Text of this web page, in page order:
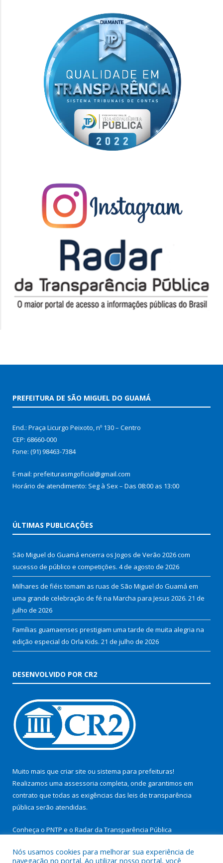
PREFEITURA DE SÃO MIGUEL DO GUAMÁ
End.: Praça Licurgo Peixoto, nº 130 – Centro
CEP: 68660-000
Fone: (91) 98463-7384
E-mail: prefeiturasmgoficial@gmail.com
Horário de atendimento: Seg à Sex – Das 08:00 as 13:00
ÚLTIMAS PUBLICAÇÕES
São Miguel do Guamá encerra os Jogos de Verão 2026 com
sucesso de público e competições. 4 de agosto de 2026
Milhares de fiéis tomam as ruas de São Miguel do Guamá em
uma grande celebração de fé na Marcha para Jesus 2026. 21 de
julho de 2026
Famílias guamaenses prestigiam uma tarde de muita alegria na
edição especial do Orla Kids. 21 de julho de 2026
DESENVOLVIDO POR CR2
Muito mais que criar site ou sistema para prefeituras!
Realizamos uma assessoria completa, onde garantimos em
contrato que todas as exigências das leis de transparência
pública serão atendidas.
Conheça o PNTP e o Radar da Transparência Pública
Nós usamos cookies para melhorar sua experiência de
navegação no portal. Ao utilizar nosso portal, você